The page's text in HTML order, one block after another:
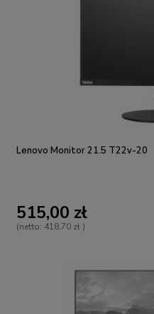
Lenovo Monitor 21.5 T22v-20
515,00 zł
(netto: 418,70 zł )